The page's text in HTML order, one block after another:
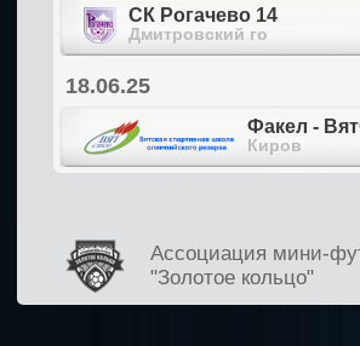
СК Рогачево 14
Дмитровский го
18.06.25
Факел -
Киров
Ассоциация мини-
"Золотое кольцо"